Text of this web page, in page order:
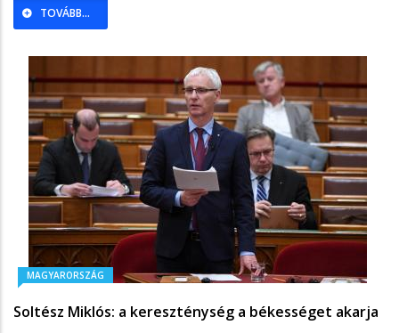
TOVÁBB...
MAGYARORSZÁG
Soltész Miklós: a kereszténység a békességet akarja